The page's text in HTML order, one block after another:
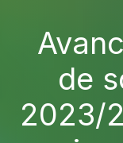
de
2023/